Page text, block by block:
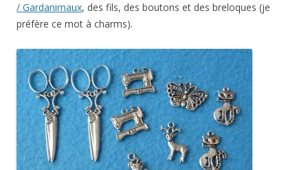
/ Gardanimaux, des fils, des boutons et des breloques (je
préfère ce mot à charms).